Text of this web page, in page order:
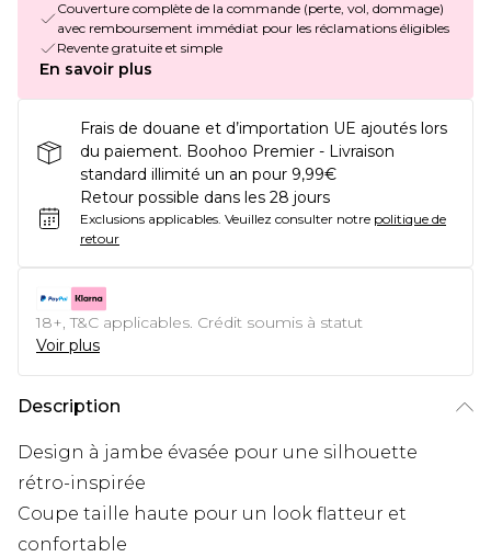
Couverture complète de la commande (perte, vol, dommage)
avec remboursement immédiat pour les réclamations éligibles
Revente gratuite et simple
En savoir plus
Frais de douane et d’importation UE ajoutés lors
du paiement. Boohoo Premier - Livraison
standard illimité un an pour 9,99€
Retour possible dans les 28 jours
Exclusions applicables. Veuillez consulter notre politique de
retour
18+, T&C applicables. Crédit soumis à statut
Voir plus
Description
Design à jambe évasée pour une silhouette
rétro-inspirée
Coupe taille haute pour un look flatteur et
confortable